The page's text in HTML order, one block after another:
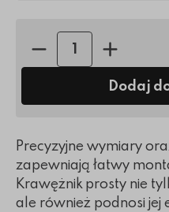
Ilość sztuk:
Dodaj
Precyzyjne wymiary
zapewniają łatwy
Krawężnik prosty nie
ale również podnosi jej